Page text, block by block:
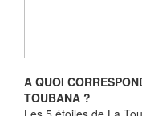
A QUOI
TOUBANA ?